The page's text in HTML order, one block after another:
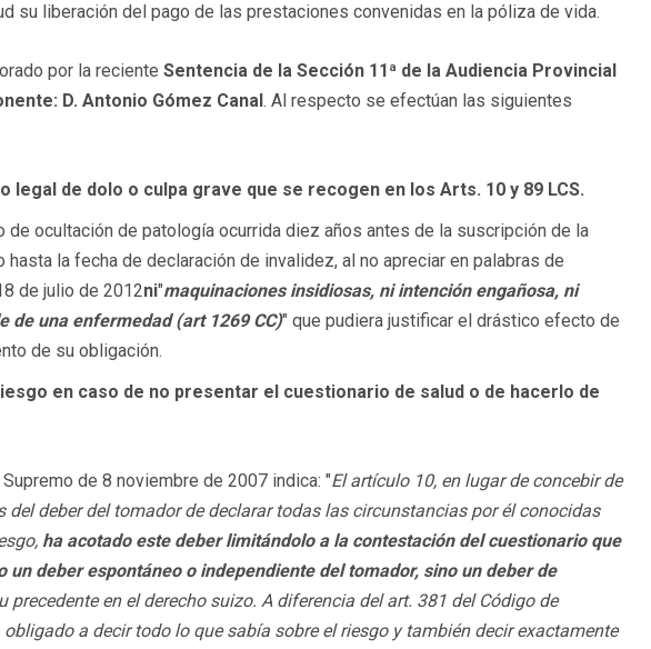
su liberación del pago de las prestaciones convenidas en la póliza de vida.
por la reciente Sentencia de la Sección 11ª de la Audiencia Provincial
D. Antonio Gómez Canal . Al respecto se efectúan las siguientes
legal de dolo o culpa grave que se recogen en los Arts. 10 y 89 LCS.
de ocultación de patología ocurrida diez años antes de la suscripción de la
la fecha de declaración de invalidez, al no apreciar en palabras de
de julio de 2012ni"maquinaciones insidiosas, ni intención engañosa, ni
de una enfermedad (art 1269 CC)" que pudiera justificar el drástico efecto de
de su obligación.
en caso de no presentar el cuestionario de salud o de hacerlo de
de 8 noviembre de 2007 indica: "El artículo 10, en lugar de concebir de
deber del tomador de declarar todas las circunstancias por él conocidas
ha acotado este deber limitándolo a la contestación del cuestionario que
un deber espontáneo o independiente del tomador, sino un deber de
precedente en el derecho suizo. A diferencia del art. 381 del Código de
a decir todo lo que sabía sobre el riesgo y también decir exactamente